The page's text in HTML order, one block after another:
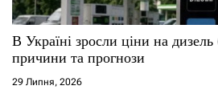
В Україні зросли ціни на дизель
причини та прогнози
29 Липня, 2026